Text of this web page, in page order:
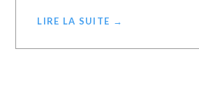
LIRE LA SUITE →